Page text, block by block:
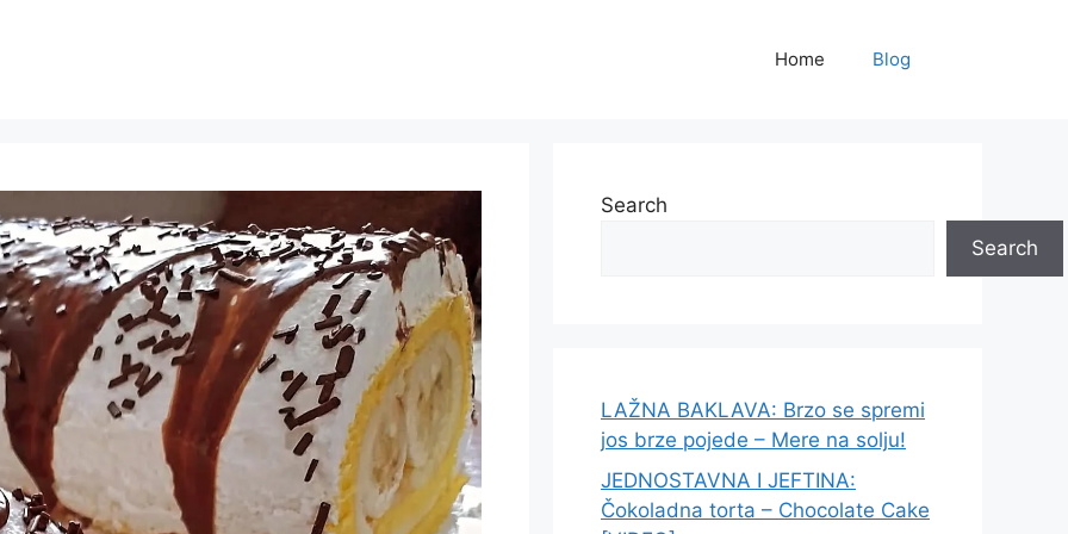
Home Blog
Search
Search
LAŽNA BAKLAVA: Brzo se spremi
jos brze pojede – Mere na solju!
JEDNOSTAVNA I JEFTINA:
Čokoladna torta – Chocolate Cake